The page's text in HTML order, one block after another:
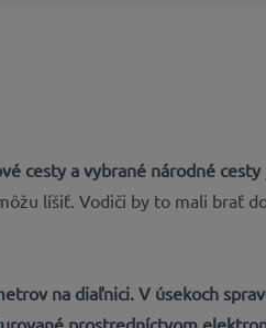
cesty a vybrané národné cesty
líšiť. Vodiči by to mali brať
na diaľnici. V úsekoch